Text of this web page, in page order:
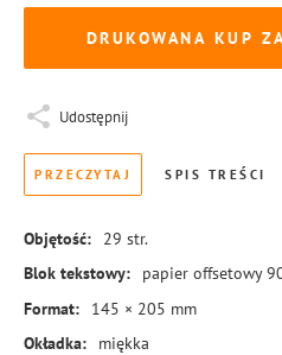
DRUKOWANA KUP
Udostępnij
PRZECZYTAJ SPIS TREŚCI
Objętość: 29 str.
Blok tekstowy:
papier offsetowy
Format:
145 × 205 mm
Okładka:
miękka